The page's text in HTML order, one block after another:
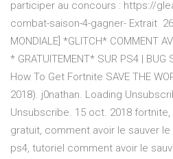
participer au concours : https://
combat-saison-4-gagner- Extrait
MONDIALE] *GLITCH* COMMENT
* GRATUITEMENT* SUR PS4 | BUG
How To Get Fortnite SAVE THE
2018). j0nathan. Loading
Unsubscribe. 15 oct. 2018
gratuit, comment avoir le sauver
ps4, tutoriel comment avoir le